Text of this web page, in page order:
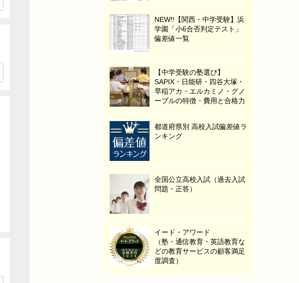
NEW!!【関西・中学受験】浜
学園「小6合否判定テスト」
偏差値一覧
【中学受験の塾選び】
SAPIX・日能研・四谷大塚・
早稲アカ・エルカミノ・グノ
ーブルの特徴・費用と合格力
都道府県別 高校入試偏差値ラ
ンキング
全国公立高校入試（過去入試
問題・正答）
イード・アワード
（塾・通信教育・英語教育な
どの教育サービスの顧客満足
度調査）